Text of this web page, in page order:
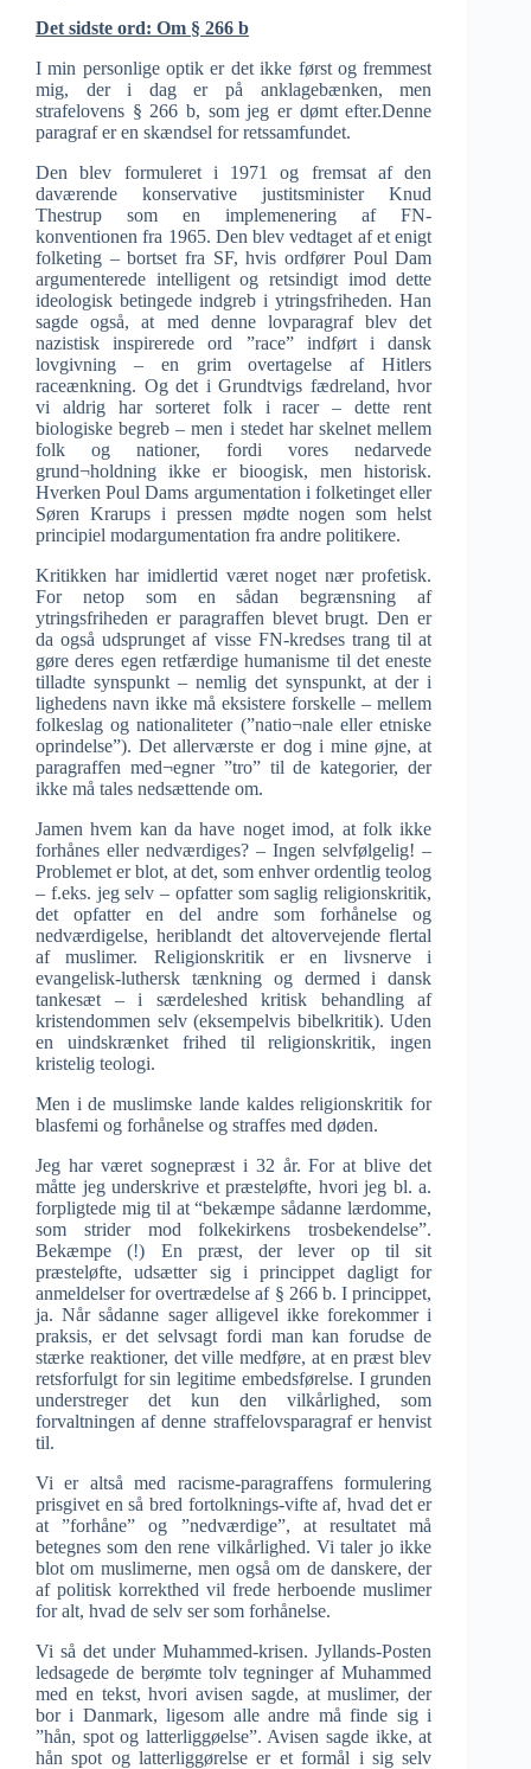
Det sidste ord: Om § 266 b
I min personlige optik er det ikke først og fremmest
mig, der i dag er på anklagebænken, men
strafelovens § 266 b, som jeg er dømt efter.Denne
paragraf er en skændsel for retssamfundet.
Den blev formuleret i 1971 og fremsat af den
daværende konservative justitsminister Knud
Thestrup som en implemenering af FN-
konventionen fra 1965. Den blev vedtaget af et enigt
folketing – bortset fra SF, hvis ordfører Poul Dam
argumenterede intelligent og retsindigt imod dette
ideologisk betingede indgreb i ytringsfriheden. Han
sagde også, at med denne lovparagraf blev det
nazistisk inspirerede ord ”race” indført i dansk
lovgivning – en grim overtagelse af Hitlers
raceænkning. Og det i Grundtvigs fædreland, hvor
vi aldrig har sorteret folk i racer – dette rent
biologiske begreb – men i stedet har skelnet mellem
folk og nationer, fordi vores nedarvede
grund¬holdning ikke er bioogisk, men historisk.
Hverken Poul Dams argumentation i folketinget eller
Søren Krarups i pressen mødte nogen som helst
principiel modargumentation fra andre politikere.
Kritikken har imidlertid været noget nær profetisk.
For netop som en sådan begrænsning af
ytringsfriheden er paragraffen blevet brugt. Den er
da også udsprunget af visse FN-kredses trang til at
gøre deres egen retfærdige humanisme til det eneste
tilladte synspunkt – nemlig det synspunkt, at der i
lighedens navn ikke må eksistere forskelle – mellem
folkeslag og nationaliteter (”natio¬nale eller etniske
oprindelse”). Det allerværste er dog i mine øjne, at
paragraffen med¬egner ”tro” til de kategorier, der
ikke må tales nedsættende om.
Jamen hvem kan da have noget imod, at folk ikke
forhånes eller nedværdiges? – Ingen selvfølgelig! –
Problemet er blot, at det, som enhver ordentlig teolog
– f.eks. jeg selv – opfatter som saglig religionskritik,
det opfatter en del andre som forhånelse og
nedværdigelse, heriblandt det altovervejende flertal
af muslimer. Religionskritik er en livsnerve i
evangelisk-luthersk tænkning og dermed i dansk
tankesæt – i særdeleshed kritisk behandling af
kristendommen selv (eksempelvis bibelkritik). Uden
en uindskrænket frihed til religionskritik, ingen
kristelig teologi.
Men i de muslimske lande kaldes religionskritik for
blasfemi og forhånelse og straffes med døden.
Jeg har været sognepræst i 32 år. For at blive det
måtte jeg underskrive et præsteløfte, hvori jeg bl. a.
forpligtede mig til at “bekæmpe sådanne lærdomme,
som strider mod folkekirkens trosbekendelse”.
Bekæmpe (!) En præst, der lever op til sit
præsteløfte, udsætter sig i princippet dagligt for
anmeldelser for overtrædelse af § 266 b. I princippet,
ja. Når sådanne sager alligevel ikke forekommer i
praksis, er det selvsagt fordi man kan forudse de
stærke reaktioner, det ville medføre, at en præst blev
retsforfulgt for sin legitime embedsførelse. I grunden
understreger det kun den vilkårlighed, som
forvaltningen af denne straffelovsparagraf er henvist
til.
Vi er altså med racisme-paragraffens formulering
prisgivet en så bred fortolknings-vifte af, hvad det er
at ”forhåne” og ”nedværdige”, at resultatet må
betegnes som den rene vilkårlighed. Vi taler jo ikke
blot om muslimerne, men også om de danskere, der
af politisk korrekthed vil frede herboende muslimer
for alt, hvad de selv ser som forhånelse.
Vi så det under Muhammed-krisen. Jyllands-Posten
ledsagede de berømte tolv tegninger af Muhammed
med en tekst, hvori avisen sagde, at muslimer, der
bor i Danmark, ligesom alle andre må finde sig i
”hån, spot og latterliggøelse”. Avisen sagde ikke, at
hån spot og latterliggørelse er et formål i sig selv